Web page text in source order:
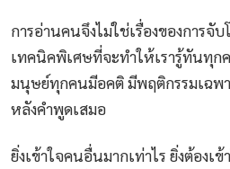
การอ่านคนจึงไม่ใช่เรื่องของการจั
เทคนิคพิเศษที่จะทำให้เรารู้ทันทุก
มนุษย์ทุกคนมีอคติ มีพฤติกรรมเฉพ
หลังคำพูดเสมอ
ยิ่งเข้าใจคนอื่นมากเท่าไร ยิ่งต้องเ